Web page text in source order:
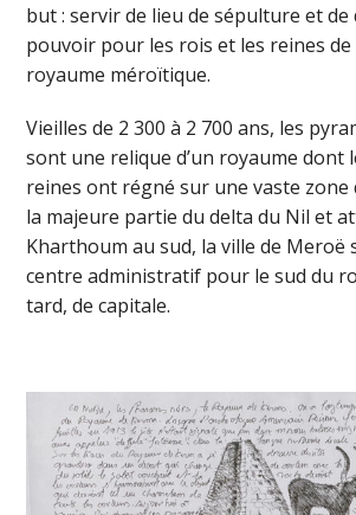
but : servir de lieu de sépulture et de
pouvoir pour les rois et les reines de
royaume méroïtique.
Vieilles de 2 300 à 2 700 ans, les
sont une relique d’un royaume dont
reines ont régné sur une vaste
la majeure partie du delta du Nil et
Kharthoum au sud, la ville de Meroë
centre administratif pour le sud du
tard, de capitale.